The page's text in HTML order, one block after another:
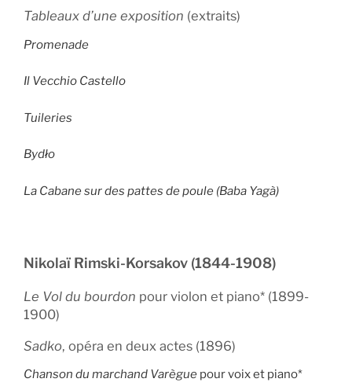
Tableaux d’une exposition (extraits)
Promenade
Il Vecchio Castello
Tuileries
Bydło
La Cabane sur des pattes de poule (Baba Yagà)
Nikolaï Rimski-Korsakov (1844-1908)
Le Vol du bourdon pour violon et piano* (1899-
1900)
Sadko, opéra en deux actes (1896)
Chanson du marchand Varègue pour voix et piano*